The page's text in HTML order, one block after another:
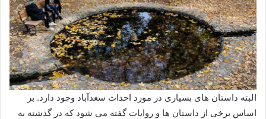
البته داستان های بسیاری در مورد احداث سعدآباد وجود دارد. بر
اساس برخی از داستان ها و روایات گفته می شود که در گذشته به